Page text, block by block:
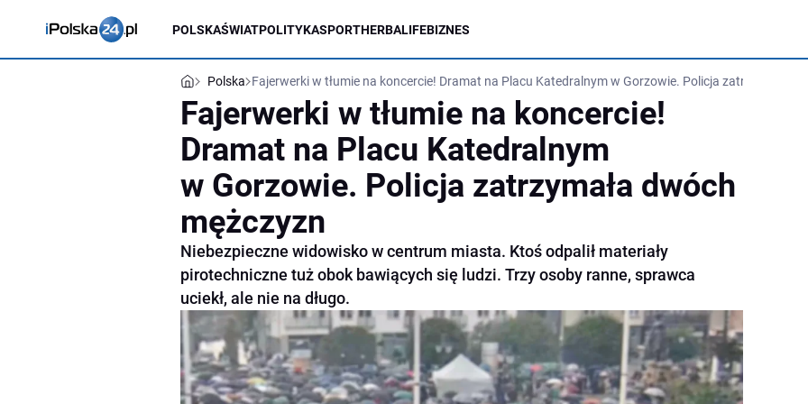
POLSKAŚWIATPOLITYKASPORTHERBALIFEBIZNES
Polska Fajerwerki w tłumie na koncercie! Dramat na Placu Katedralnym w Gorzowie. Policja zatrzymała
Fajerwerki w tłumie na koncercie!
Dramat na Placu Katedralnym
w Gorzowie. Policja zatrzymała dwóch
mężczyzn
Niebezpieczne widowisko w centrum miasta. Ktoś odpalił materiały
pirotechniczne tuż obok bawiących się ludzi. Trzy osoby ranne, sprawca
uciekł, ale nie na długo.